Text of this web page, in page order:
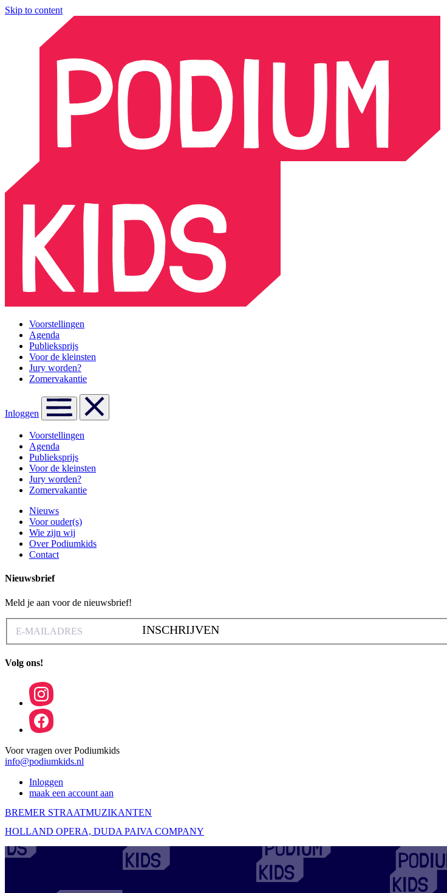
Skip to content
Voorstellingen
Agenda
Publieksprijs
Voor de kleinsten
Jury worden?
Zomervakantie
Inloggen
Voorstellingen
Agenda
Publieksprijs
Voor de kleinsten
Jury worden?
Zomervakantie
Nieuws
Voor ouder(s)
Wie zijn wij
Over Podiumkids
Contact
Nieuwsbrief
Meld je aan voor de nieuwsbrief!
INSCHRIJVEN
Volg ons!
Voor vragen over Podiumkids
info@podiumkids.nl
Inloggen
maak een account aan
BREMER STRAATMUZIKANTEN
HOLLAND OPERA, DUDA PAIVA COMPANY